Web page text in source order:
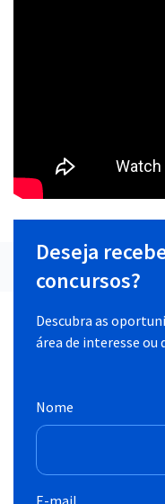
Deseja
concursos?
Descubra as
área de interesse ou
Nome
E-mail